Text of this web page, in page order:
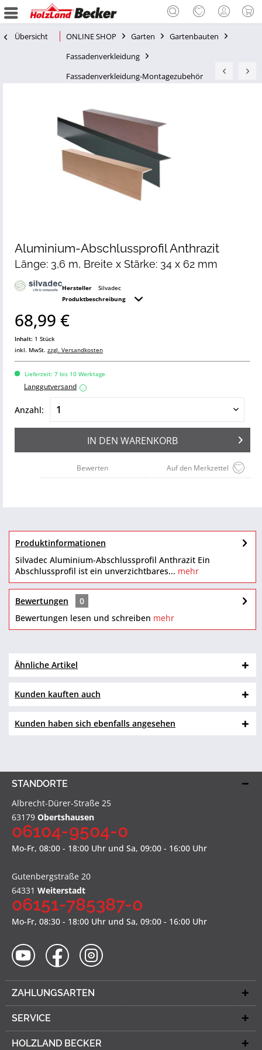
Übersicht ONLINE SHOP Garten
Gartenbauten
Fassadenverkleidung
Fassadenverkleidung-Montagezubehör
Aluminium-Abschlussprofil Anthrazit
Länge: 3,6 m, Breite x Stärke: 34 x 62 mm
Hersteller
Silvadec
Produktbeschreibung
68,99 €
Inhalt: 1 Stück
inkl. MwSt. zzgl. Versandkosten
Lieferzeit: 7 bis 10 Werktage
Langgutversand i
Anzahl:
IN DEN WARENKORB
Auf den Merkzettel
Bewerten
Produktinformationen
Silvadec Aluminium-Abschlussprofil Anthrazit Ein
Abschlussprofil ist ein unverzichtbares... mehr
Bewertungen
0
Bewertungen lesen und schreiben mehr
Ähnliche Artikel
Kunden kauften auch
Kunden haben sich ebenfalls angesehen
STANDORTE
Albrecht-Dürer-Straße 25
63179 Obertshausen
06104-9504-0
Mo-Fr, 08:00 - 18:00 Uhr und Sa, 09:00 - 16:00 Uhr
Gutenbergstraße 20
64331 Weiterstadt
06151-785387-0
Mo-Fr, 08:30 - 18:00 Uhr und Sa, 09:00 - 16:00 Uhr
ZAHLUNGSARTEN
SERVICE
HOLZLAND BECKER